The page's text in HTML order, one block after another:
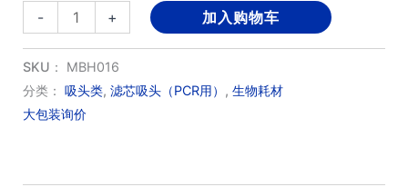
-
20μl
带
刻
度
盒
+ 加入购物车
SKU： MBH016
分类： 吸头类, 滤芯吸头（PCR用） , 生物耗材
大包装询价